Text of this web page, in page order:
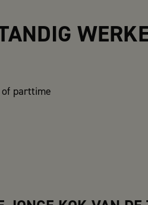
parttime